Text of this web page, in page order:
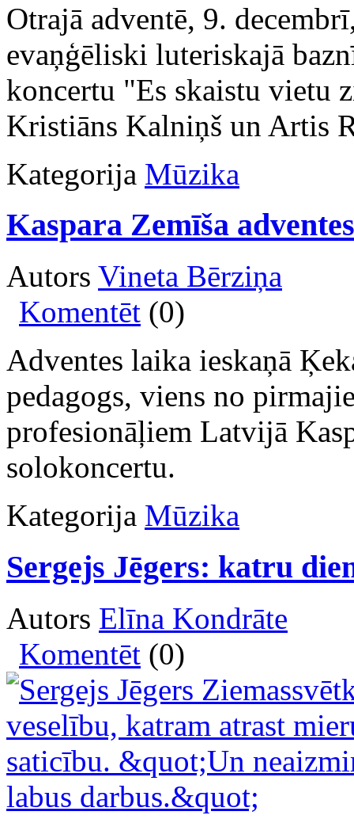
Otrajā adventē, 9.
evaņģēliski luteriskajā
koncertu "Es skaistu vietu
Kristiāns Kalniņš un Artis
Kategorija Mūzika
Kaspara Zemīša
Autors Vineta Bērziņa
Komentēt (0)
Adventes laika ieskaņā
pedagogs, viens no
profesionāļiem Latvijā
solokoncertu.
Kategorija Mūzika
Sergejs Jēgers: katru
Autors Elīna Kondrāte
Komentēt (0)